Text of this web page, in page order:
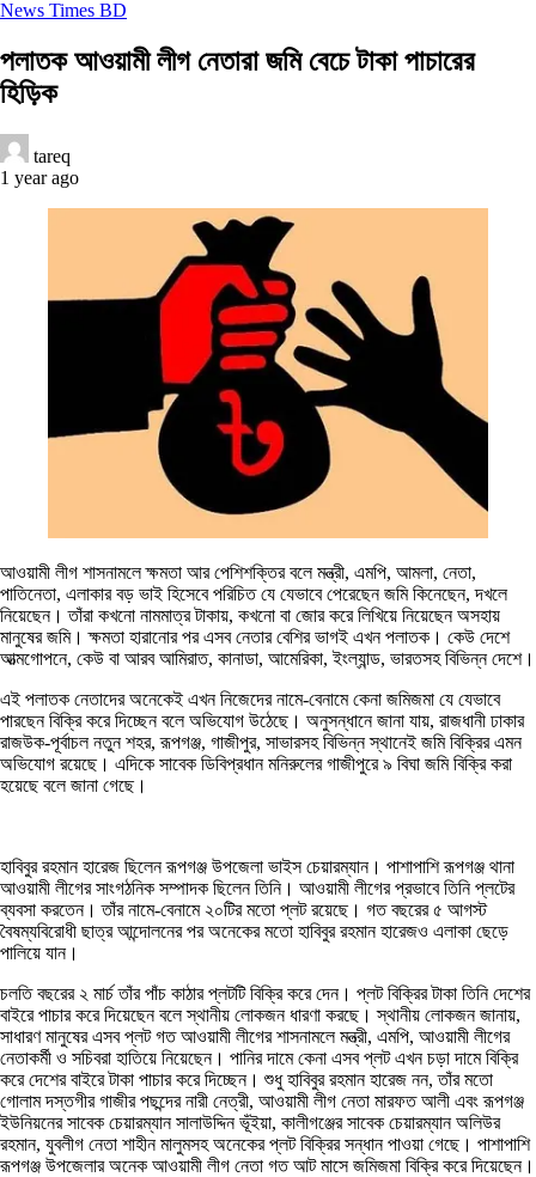
News Times BD
পলাতক আওয়ামী লীগ নেতারা জমি বেচে টাকা পাচারের
হিড়িক
tareq
1 year ago
আওয়ামী লীগ শাসনামলে ক্ষমতা আর পেশিশক্তির বলে মন্ত্রী, এমপি, আমলা, নেতা,
পাতিনেতা, এলাকার বড় ভাই হিসেবে পরিচিত যে যেভাবে পেরেছেন জমি কিনেছেন, দখলে
নিয়েছেন। তাঁরা কখনো নামমাত্র টাকায়, কখনো বা জোর করে লিখিয়ে নিয়েছেন অসহায়
মানুষের জমি। ক্ষমতা হারানোর পর এসব নেতার বেশির ভাগই এখন পলাতক। কেউ দেশে
আত্মগোপনে, কেউ বা আরব আমিরাত, কানাডা, আমেরিকা, ইংল্যান্ড, ভারতসহ বিভিন্ন দেশে।
এই পলাতক নেতাদের অনেকেই এখন নিজেদের নামে-বেনামে কেনা জমিজমা যে যেভাবে
পারছেন বিক্রি করে দিচ্ছেন বলে অভিযোগ উঠেছে। অনুসন্ধানে জানা যায়, রাজধানী ঢাকার
রাজউক-পূর্বাচল নতুন শহর, রূপগঞ্জ, গাজীপুর, সাভারসহ বিভিন্ন স্থানেই জমি বিক্রির এমন
অভিযোগ রয়েছে। এদিকে সাবেক ডিবিপ্রধান মনিরুলের গাজীপুরে ৯ বিঘা জমি বিক্রি করা
হয়েছে বলে জানা গেছে।
হাবিবুর রহমান হারেজ ছিলেন রূপগঞ্জ উপজেলা ভাইস চেয়ারম্যান। পাশাপাশি রূপগঞ্জ থানা
আওয়ামী লীগের সাংগঠনিক সম্পাদক ছিলেন তিনি। আওয়ামী লীগের প্রভাবে তিনি প্লটের
ব্যবসা করতেন। তাঁর নামে-বেনামে ২০টির মতো প্লট রয়েছে। গত বছরের ৫ আগস্ট
বৈষম্যবিরোধী ছাত্র আন্দোলনের পর অনেকের মতো হাবিবুর রহমান হারেজও এলাকা ছেড়ে
পালিয়ে যান।
চলতি বছরের ২ মার্চ তাঁর পাঁচ কাঠার প্লটটি বিক্রি করে দেন। প্লট বিক্রির টাকা তিনি দেশের
বাইরে পাচার করে দিয়েছেন বলে স্থানীয় লোকজন ধারণা করছে। স্থানীয় লোকজন জানায়,
সাধারণ মানুষের এসব প্লট গত আওয়ামী লীগের শাসনামলে মন্ত্রী, এমপি, আওয়ামী লীগের
নেতাকর্মী ও সচিবরা হাতিয়ে নিয়েছেন। পানির দামে কেনা এসব প্লট এখন চড়া দামে বিক্রি
করে দেশের বাইরে টাকা পাচার করে দিচ্ছেন। শুধু হাবিবুর রহমান হারেজ নন, তাঁর মতো
গোলাম দস্তগীর গাজীর পছন্দের নারী নেত্রী, আওয়ামী লীগ নেতা মারফত আলী এবং রূপগঞ্জ
ইউনিয়নের সাবেক চেয়ারম্যান সালাউদ্দিন ভূঁইয়া, কালীগঞ্জের সাবেক চেয়ারম্যান অলিউর
রহমান, যুবলীগ নেতা শাহীন মালুমসহ অনেকের প্লট বিক্রির সন্ধান পাওয়া গেছে। পাশাপাশি
রূপগঞ্জ উপজেলার অনেক আওয়ামী লীগ নেতা গত আট মাসে জমিজমা বিক্রি করে দিয়েছেন।